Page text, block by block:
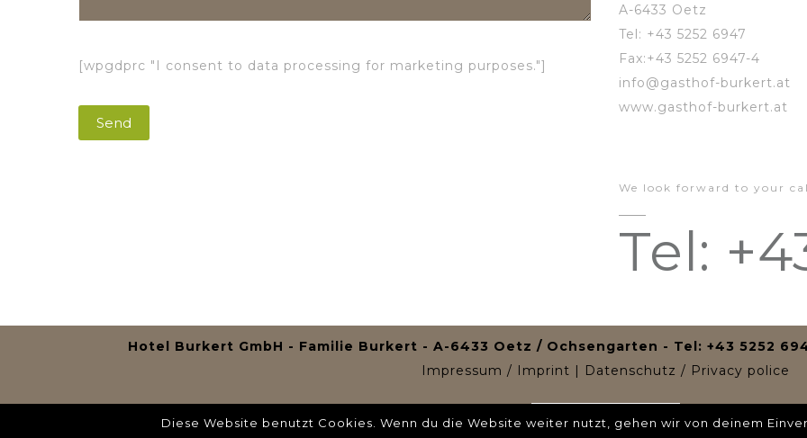
[wpgdprc "I consent to data processing for marketing purposes."]
A-6433 Oetz
Tel: +43 5252 6947
Fax:+43 5252 6947-4
info@gasthof-burkert.at
www.gasthof-burkert.at
We look forward to your
Tel:
Hotel Burkert GmbH - Familie Burkert - A-6433 Oetz / Ochsengarten - Tel: +43 5252
Impressum / Imprint | Datenschutz / Privacy police
Deutsch English
Diese Website benutzt Cookies. Wenn du die Website weiter nutzt, gehen wir von deinem